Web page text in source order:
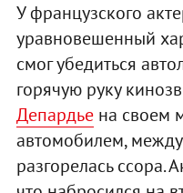
У французского
уравновешенный
смог убедиться
горячую руку
Депардьена своем
автомобилем,
разгорелась ссора.